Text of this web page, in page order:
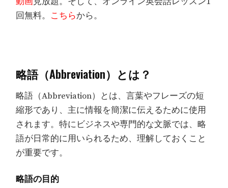
回無料。 こちらから。
略語（Abbreviation）とは？
略語（Abbreviation）とは、言葉やフレーズの短
縮形であり、主に情報を簡潔に伝えるために使用
されます。特にビジネスや専門的な文脈では、略
語が日常的に用いられるため、理解しておくこと
が重要です。
略語の目的